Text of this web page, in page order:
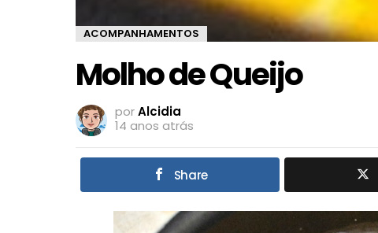
ACOMPANHAMENTOS
Molho de Queijo
porAlcidia
14 anos atrás
Share